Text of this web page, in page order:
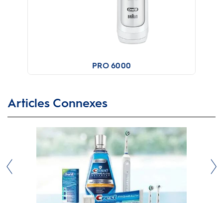
PRO 6000
Articles Connexes